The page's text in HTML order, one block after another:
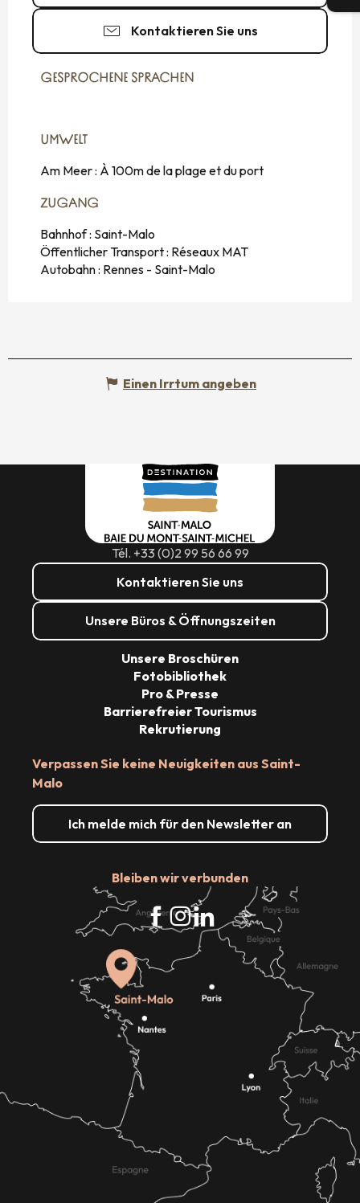
Kontaktieren Sie uns
GESPROCHENE SPRACHEN
GESPROCHENE SPRACHEN
UMWELT
UMWELT
Am Meer : À 100m de la plage et du port
ZUGANG
ZUGANG
Bahnhof : Saint-Malo
Öffentlicher Transport : Réseaux MAT
Autobahn : Rennes - Saint-Malo
Einen Irrtum angeben
Tél. +33 (0)2 99 56 66 99
Kontaktieren Sie uns
Unsere Büros & Öffnungszeiten
Verpassen Sie keine Neuigkeiten aus Saint-
Malo
Ich melde mich für den Newsletter an
Bleiben wir verbunden
Unsere Broschüren
Fotobibliothek
Pro & Presse
Barrierefreier Tourismus
Rekrutierung